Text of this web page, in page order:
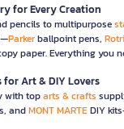
for Every Creation
pencils to multipurpose
Parkerballpoint pens,
paper. Everything you
Art & DIY Lovers
with toparts & crafts
andMONT MARTEDIY